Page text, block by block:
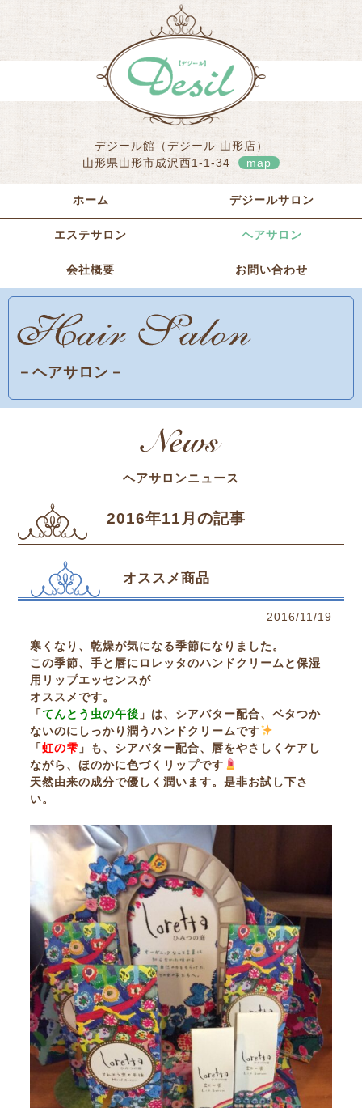
デジール館（デジール 山形店）
山形県山形市成沢西1-1-34
map
ホーム デジールサロン
エステサロン ヘアサロン
会社概要 お問い合わせ
－ヘアサロン－
ヘアサロンニュース
2016年11月の記事
オススメ商品
2016/11/19
寒くなり、乾燥が気になる季節になりました。
この季節、手と唇にロレッタのハンドクリームと保湿
用リップエッセンスが
オススメです。
「てんとう虫の午後 」は、シアバター配合、ベタつか
ないのにしっかり潤うハンドクリームです
「虹の雫 」も、シアバター配合、唇をやさしくケアし
ながら、ほのかに色づくリップです
天然由来の成分で優しく潤います。是非お試し下さ
い。